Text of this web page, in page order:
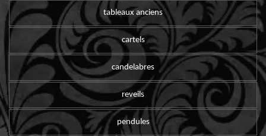
tableaux anciens
cartels
candelabres
reveils
pendules